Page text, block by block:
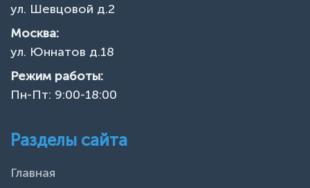
ул. Шевцовой д.2
Москва:
ул. Юннатов д.18
Режим работы:
Пн-Пт: 9:00-18:00
Разделы сайта
Главная